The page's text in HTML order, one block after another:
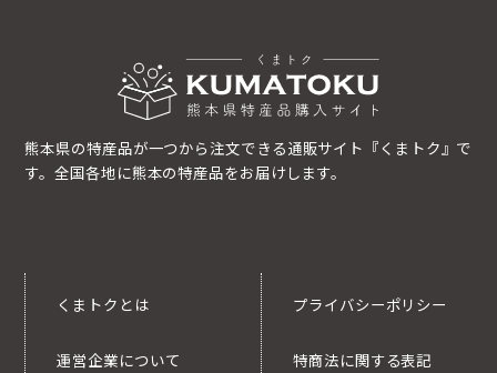
熊本県の特産品が一つから注文できる通販サイト『くまトク』で
す。全国各地に熊本の特産品をお届けします。
くまトクとは
運営企業について
プライバシーポリシー
特商法に関する表記